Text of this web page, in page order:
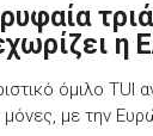
η
όμιλο TUI
μόνες, με την